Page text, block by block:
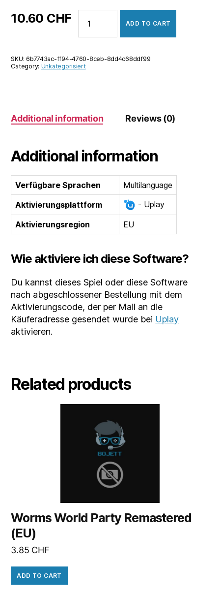
10.60 CHF
Clancy's
Ghost
Wildlands
(DLC)
ADD TO CART
SKU:6b7743ac-ff94-4760-8ceb-8dd4c68ddf99
Category: Unkategorisiert
Additional information Reviews (0)
Additional information
Verfügbare Sprachen
Multilanguage
Aktivierungsplattform
- Uplay
Aktivierungsregion EU
Wie aktiviere ich diese Software?
Du kannst dieses Spiel oder diese Software
nach abgeschlossener Bestellung mit dem
Aktivierungscode, der per Mail an die
Käuferadresse gesendet wurde bei Uplay
aktivieren.
Related products
Worms World Party Remastered
(EU)
3.85 CHF
ADD TO CART